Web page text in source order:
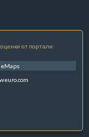
от портали: